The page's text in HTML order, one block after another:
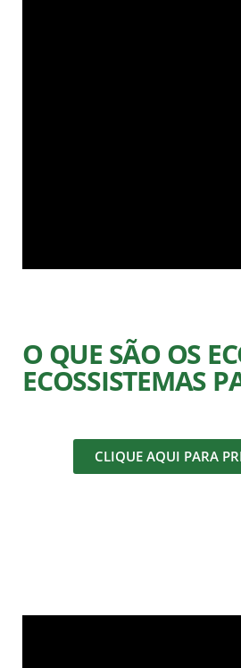
O QUE SÃO OS
ECOSSISTEMAS
CLIQUE AQUI PARA